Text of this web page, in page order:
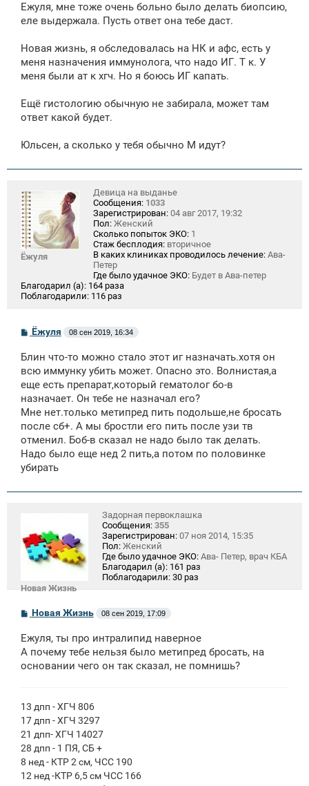
Ежуля, мне тоже очень больно было делать биопсию,
еле выдержала. Пусть ответ она тебе даст.
Новая жизнь, я обследовалась на НК и афс, есть у
меня назначения иммунолога, что надо ИГ. Т к. У
меня были ат к хгч. Но я боюсь ИГ капать.
Ещё гистологию обычную не забирала, может там
ответ какой будет.
Юльсен, а сколько у тебя обычно М идут?
Ёжуля
Девица на выданье
Сообщения: 1033
Зарегистрирован: 04 авг 2017, 19:32
Пол: Женский
Сколько попыток ЭКО: 1
Стаж бесплодия: вторичное
В каких клиниках проводилось лечение: Ава-
Петер
Где было удачное ЭКО: Будет в Ава-петер
Благодарил (а): 164 раза
Поблагодарили: 116 раз
С
б
щ
н
и
е
Ёжуля 08 сен 2019, 16:34
Блин что-то можно стало этот иг назначать.хотя он
всю иммунку убить может. Опасно это. Волнистая,а
еще есть препарат,который гематолог бо-в
назначает. Он тебе не назначал его?
Мне нет.только метипред пить подольше,не бросать
после сб+. А мы бростли его пить после узи тв
отменил. Боб-в сказал не надо было так делать.
Надо было еще нед 2 пить,а потом по половинке
убирать
Новая Жизнь
Задорная первоклашка
Сообщения: 355
Зарегистрирован: 07 ноя 2014, 15:35
Пол: Женский
Где было удачное ЭКО: Ава- Петер, врач КБА
Благодарил (а): 161 раз
Поблагодарили: 30 раз
С
б
щ
н
Новая Жизнь 08 сен 2019, 17:09
Ежуля, ты про интралипид наверное
А почему тебе нельзя было метипред бросать, на
основании чего он так сказал, не помнишь?
13 дпп - ХГЧ 806
17 дпп - ХГЧ 3297
21 дпп- ХГЧ 14027
28 дпп - 1 ПЯ, СБ +
8 нед - КТР 2 см, ЧСС 190
12 нед -КТР 6,5 см ЧСС 166